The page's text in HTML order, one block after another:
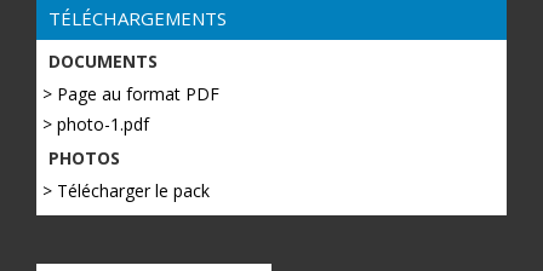
TÉLÉCHARGEMENTS
DOCUMENTS
> Page au format PDF
> photo-1.pdf
PHOTOS
> Télécharger le pack